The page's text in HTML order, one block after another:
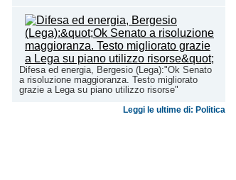
Difesa ed energia, Bergesio (Lega):"Ok Senato
a risoluzione maggioranza. Testo migliorato
grazie a Lega su piano utilizzo risorse"
Leggi le ultime di: Politica